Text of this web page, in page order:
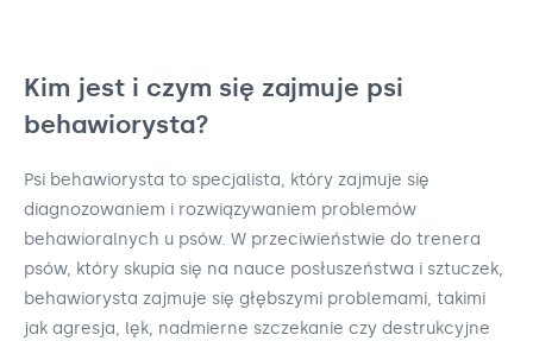
Kim jest i czym się zajmuje psi
behawiorysta?
Psi behawiorysta to specjalista, który zajmuje się
diagnozowaniem i rozwiązywaniem problemów
behawioralnych u psów. W przeciwieństwie do trenera
psów, który skupia się na nauce posłuszeństwa i sztuczek,
behawiorysta zajmuje się głębszymi problemami, takimi
jak agresja, lęk, nadmierne szczekanie czy destrukcyjne